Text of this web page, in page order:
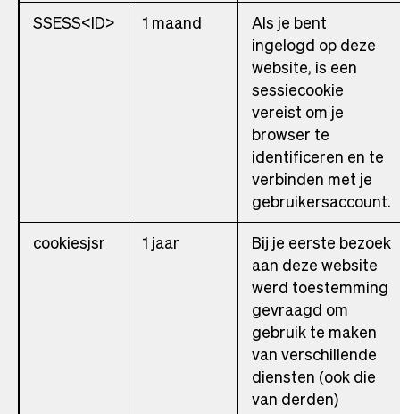
SSESS<ID> 1 maand
Als je bent
ingelogd op deze
website, is een
sessiecookie
vereist om je
browser te
identificeren en te
verbinden met je
gebruikersaccount.
cookiesjsr
1 jaar
Bij je eerste bezoek
aan deze website
werd toestemming
gevraagd om
gebruik te maken
van verschillende
diensten (ook die
van derden)